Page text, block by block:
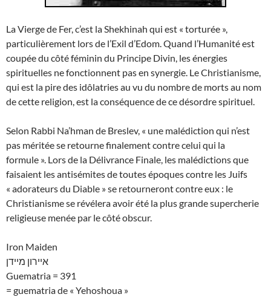
La Vierge de Fer, c’est la Shekhinah qui est « torturée »,
particulièrement lors de l’Exil d’Edom. Quand l’Humanité est
coupée du côté féminin du Principe Divin, les énergies
spirituelles ne fonctionnent pas en synergie. Le Christianisme,
qui est la pire des idôlatries au vu du nombre de morts au nom
de cette religion, est la conséquence de ce désordre spirituel.
Selon Rabbi Na’hman de Breslev, « une malédiction qui n’est
pas méritée se retourne finalement contre celui qui la
formule ». Lors de la Délivrance Finale, les malédictions que
faisaient les antisémites de toutes époques contre les Juifs
« adorateurs du Diable » se retourneront contre eux : le
Christianisme se révélera avoir été la plus grande supercherie
religieuse menée par le côté obscur.
Iron Maiden
איירון מיידן
Guematria = 391
= guematria de « Yehoshoua »